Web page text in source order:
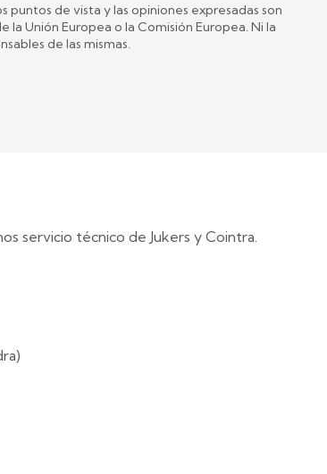
puntos de vista y las opiniones expresadas son
Unión Europea o la Comisión Europea. Ni la
de las mismas.
servicio técnico de Jukers y Cointra.